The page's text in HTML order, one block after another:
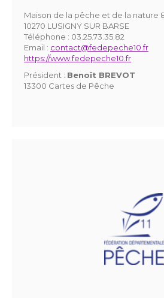
Maison de la pêche et de la nature
10270 LUSIGNY SUR BARSE
Téléphone : 03.25.73.35.82
Email : contact@fedepeche10.fr
https://www.fedepeche10.fr
Président : Benoît BREVOT
13300 Cartes de Pêche